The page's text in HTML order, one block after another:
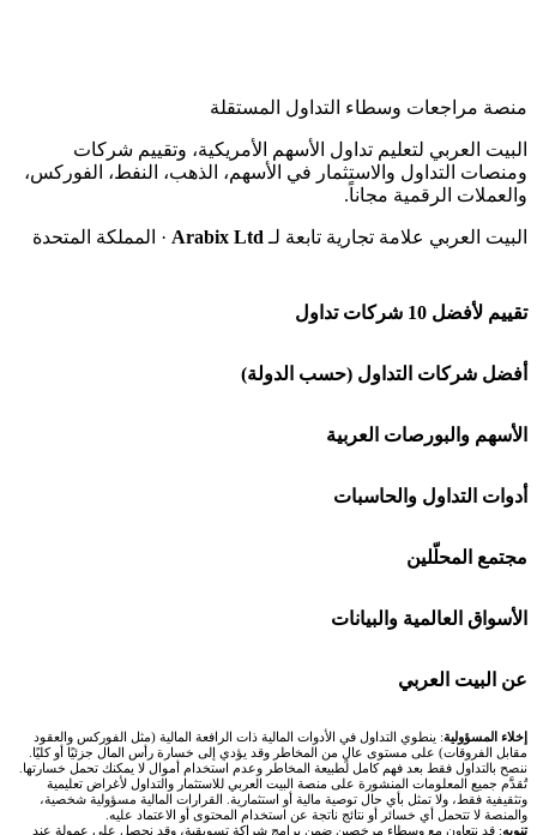
منصة مراجعات وسطاء التداول المستقلة
البيت العربي لتعليم تداول الأسهم الأمريكية، وتقييم شركات
ومنصات التداول والاستثمار في الأسهم، الذهب، النفط، الفوركس،
والعملات الرقمية مجاناً.
البيت العربي علامة تجارية تابعة لـ Arabix Ltd · المملكة المتحدة
تقييم لأفضل 10 شركات تداول
شركة Capital.com
افاتريد AvaTrade
اكسنس Exness
منصة بينانس
اكس تي بي XTB
أفضل شركات التداول (حسب الدولة)
شركات تداول في السعودية
شركات تداول في الإمارات
شركات تداول في الكويت
شركات تداول في قطر
شركات تداول في الأردن
الأسهم والبورصات العربية
🌍 كل البورصات العربية
🇸🇦 السوق السعودية
🇦🇪 أسواق الإمارات
🇪🇬 البورصة المصرية
🇶🇦 بورصة قطر
أدوات التداول والحاسبات
🕌 حاسبة الزكاة
💱 محول العملات
🧮 حاسبة حجم اللوت
📊 حاسبة قيمة النقطة
💰 حاسبة ربح الفوركس
مجتمع المحلّلين
🧱 حائط المجتمع
🏆 لوحة المحلّلين
✍️ اكتب تحليلك
الأسواق العالمية والبيانات
🌐 المؤشرات العالمية
🥇 سعر الذهب اليوم
🥇 أسعار الذهب والمعادن
عن البيت العربي
من نحن
تواصل معنا
إخلاء المسؤولية: ينطوي التداول في الأدوات المالية ذات الرافعة المالية (مثل الفوركس والعقود
مقابل الفروقات) على مستوى عالٍ من المخاطر وقد يؤدي إلى خسارة رأس المال جزئيًا أو كليًا.
ننصح بالتداول فقط بعد فهم كامل لطبيعة المخاطر وعدم استخدام أموال لا يمكنك تحمل خسارتها.
تُقدَّم جميع المعلومات المنشورة على منصة البيت العربي للاستثمار والتداول لأغراض تعليمية
وتثقيفية فقط، ولا تمثل بأي حال توصية مالية أو استثمارية. القرارات المالية مسؤولية شخصية،
والمنصة لا تتحمل أي خسائر أو نتائج ناتجة عن استخدام المحتوى أو الاعتماد عليه.
تنويه: قد نتعاون مع وسطاء مرخصين ضمن برامج شراكة تسويقية، وقد نحصل على عمولة عند